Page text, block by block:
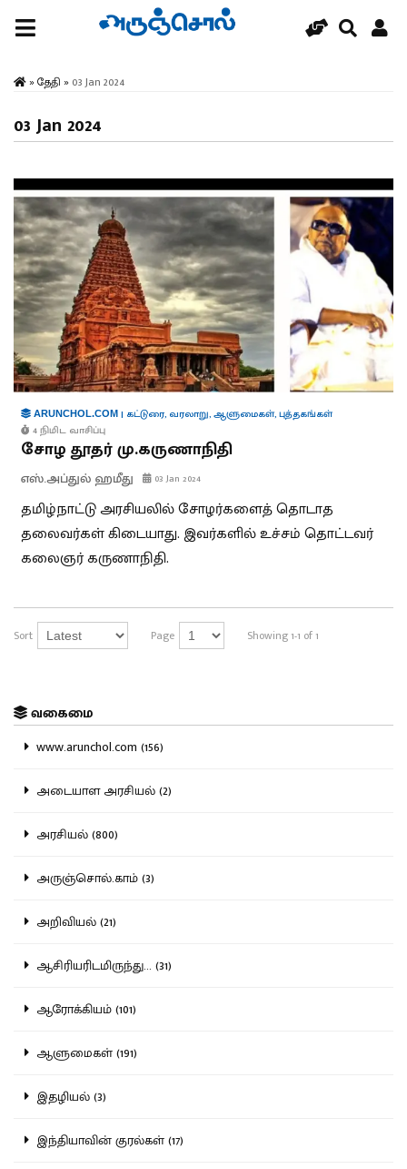
» தேதி » 03 Jan 2024
03 Jan 2024
ARUNCHOL.COM | கட்டுரை, வரலாறு,ஆளுமைகள்,புத்தகங்கள்
4 நிமிட வாசிப்பு
சோழ தூதர் மு.கருணாநிதி
எஸ்.அப்துல் ஹமீது 03 Jan 2024
தமிழ்நாட்டு அரசியலில் சோழர்களைத் தொடாத
தலைவர்கள் கிடையாது. இவர்களில் உச்சம் தொட்டவர்
கலைஞர் கருணாநிதி.
Sort Page Showing 1-1 of 1
வகைமை
www.arunchol.com (156)
அடையாள அரசியல் (2)
அரசியல் (800)
அருஞ்சொல்.காம் (3)
அறிவியல் (21)
ஆசிரியரிடமிருந்து... (31)
ஆரோக்கியம் (101)
ஆளுமைகள் (191)
இதழியல் (3)
இந்தியாவின் குரல்கள் (17)